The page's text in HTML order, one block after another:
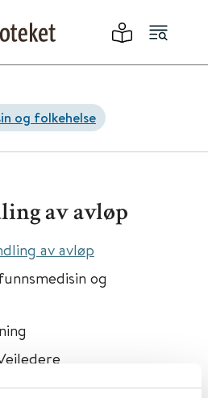
og folkehelse
av avløp
av avløp
og